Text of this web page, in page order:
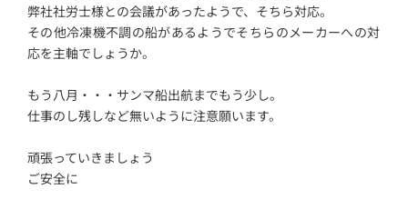
弊社社労士様との会議があったようで、そちら対応。
その他冷凍機不調の船があるようでそちらのメーカーへの対
応を主軸でしょうか。
もう八月・・・サンマ船出航までもう少し。
仕事のし残しなど無いように注意願います。
頑張っていきましょう
ご安全に